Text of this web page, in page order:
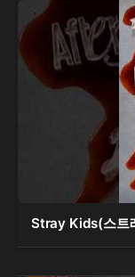
Stray Kids(스트